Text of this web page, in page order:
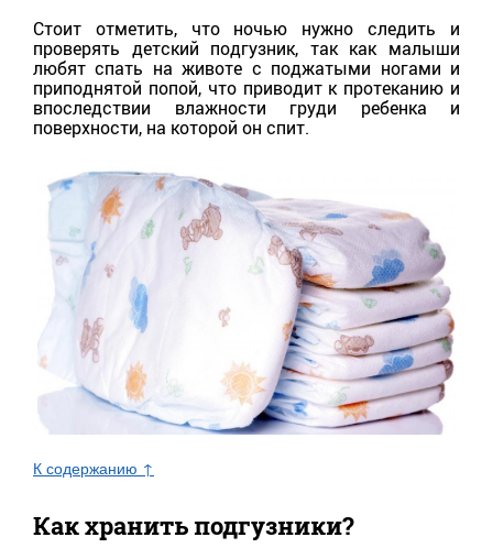
Стоит отметить, что ночью нужно следить и
проверять детский подгузник, так как малыши
любят спать на животе с поджатыми ногами и
приподнятой попой, что приводит к протеканию и
впоследствии влажности груди ребенка и
поверхности, на которой он спит.
К содержанию ↑
Как хранить подгузники?